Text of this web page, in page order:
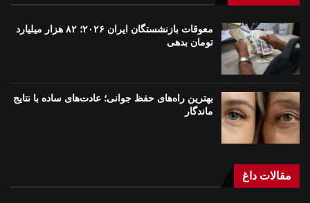
معوقات بازنشستگان ایران ۲۰۲۶؛ ۸۲ هزار میلیارد
تومان بدهی
بهترین راه‌های حفظ جوانی؛ عادت‌های ساده با نتایج
ماندگار
مقالات داغ